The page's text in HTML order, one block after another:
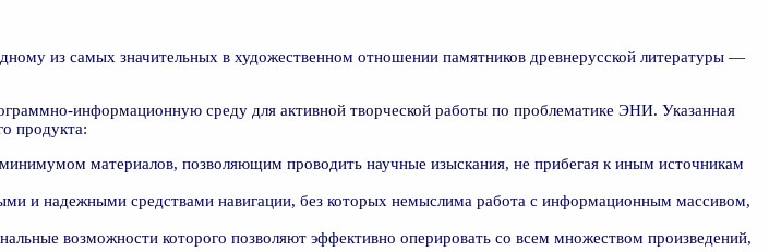
из самых значительных в художественном отношении памятников древнерусской литературы —
информационную среду для активной творческой работы по проблематике ЭНИ. Указанная
продукта:
материалов, позволяющим проводить научные изыскания, не прибегая к иным источникам
и надежными средствами навигации, без которых немыслима работа с информационным массивом,
возможности которого позволяют эффективно оперировать со всем множеством произведений,